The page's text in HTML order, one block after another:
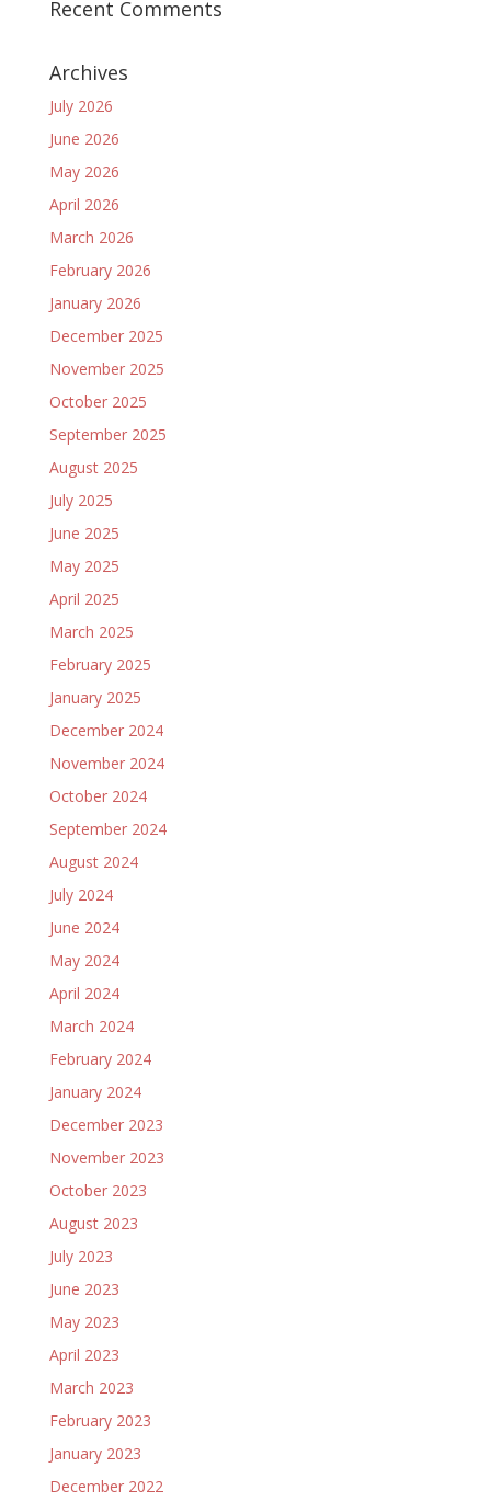
Recent Comments
Archives
July 2026
June 2026
May 2026
April 2026
March 2026
February 2026
January 2026
December 2025
November 2025
October 2025
September 2025
August 2025
July 2025
June 2025
May 2025
April 2025
March 2025
February 2025
January 2025
December 2024
November 2024
October 2024
September 2024
August 2024
July 2024
June 2024
May 2024
April 2024
March 2024
February 2024
January 2024
December 2023
November 2023
October 2023
August 2023
July 2023
June 2023
May 2023
April 2023
March 2023
February 2023
January 2023
December 2022